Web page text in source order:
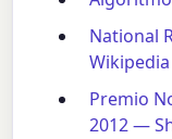
National
Premio
2012 —